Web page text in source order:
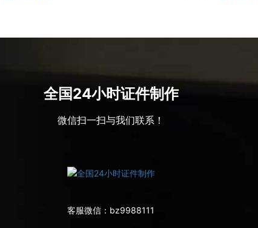
全国24小时证件制作
微信扫一扫与我们联系！
客服微信： bz9988111